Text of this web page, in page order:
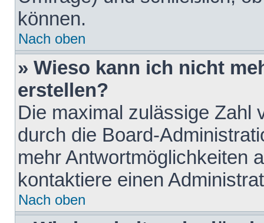
können.
Nach oben
» Wieso kann ich nicht
erstellen?
Die maximal zulässige Zahl
durch die Board-
mehr Antwortmöglichkeiten
kontaktiere einen
Nach oben